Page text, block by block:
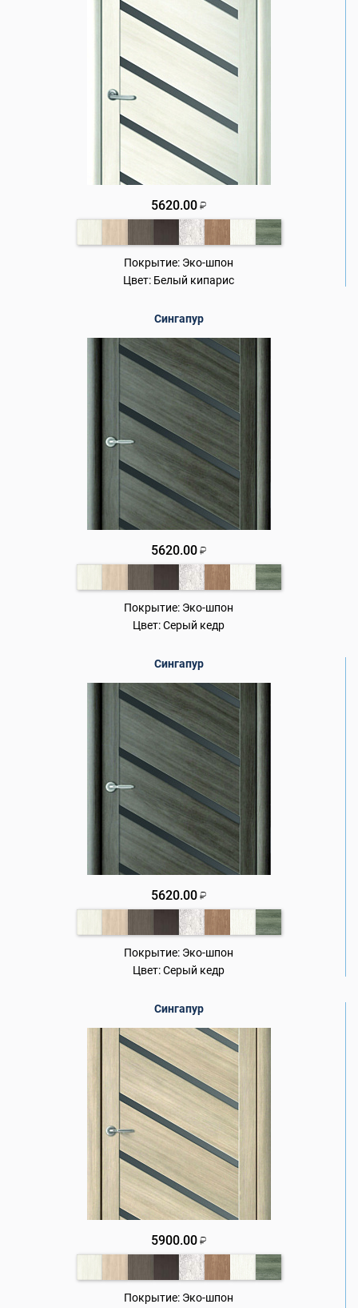
5620.00 ₽
Покрытие: Эко-шпон
Цвет: Белый кипарис
Сингапур
5620.00 ₽
Покрытие: Эко-шпон
Цвет:Серый кедр
Сингапур
5620.00 ₽
Покрытие: Эко-шпон
Цвет:Серый кедр
Сингапур
5900.00 ₽
Покрытие: Эко-шпон